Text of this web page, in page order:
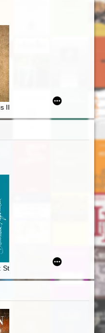
and the Ukrainian context of
III z ziemi ciechanowskiej w
(1639-1710) : life and work
Morawskiego,
Pigonia droga do